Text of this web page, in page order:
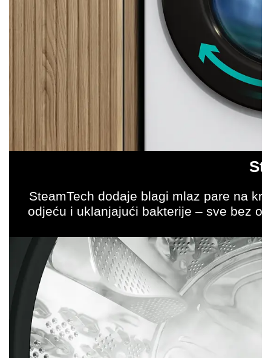
SteamTech dodaje blagi mlaz pare na
odjeću i uklanjajući bakterije – sve bez